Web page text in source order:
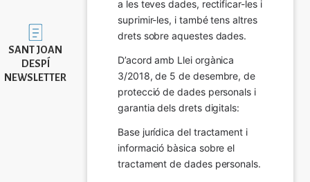
Imatge
SANT JOAN
DESPÍ
NEWSLETTER
a les teves dades, rectificar-les i
suprimir-les, i també tens altres
drets sobre aquestes dades.
D’acord amb Llei orgànica
3/2018, de 5 de desembre, de
protecció de dades personals i
garantia dels drets digitals:
Base jurídica del tractament i
informació bàsica sobre el
tractament de dades personals.